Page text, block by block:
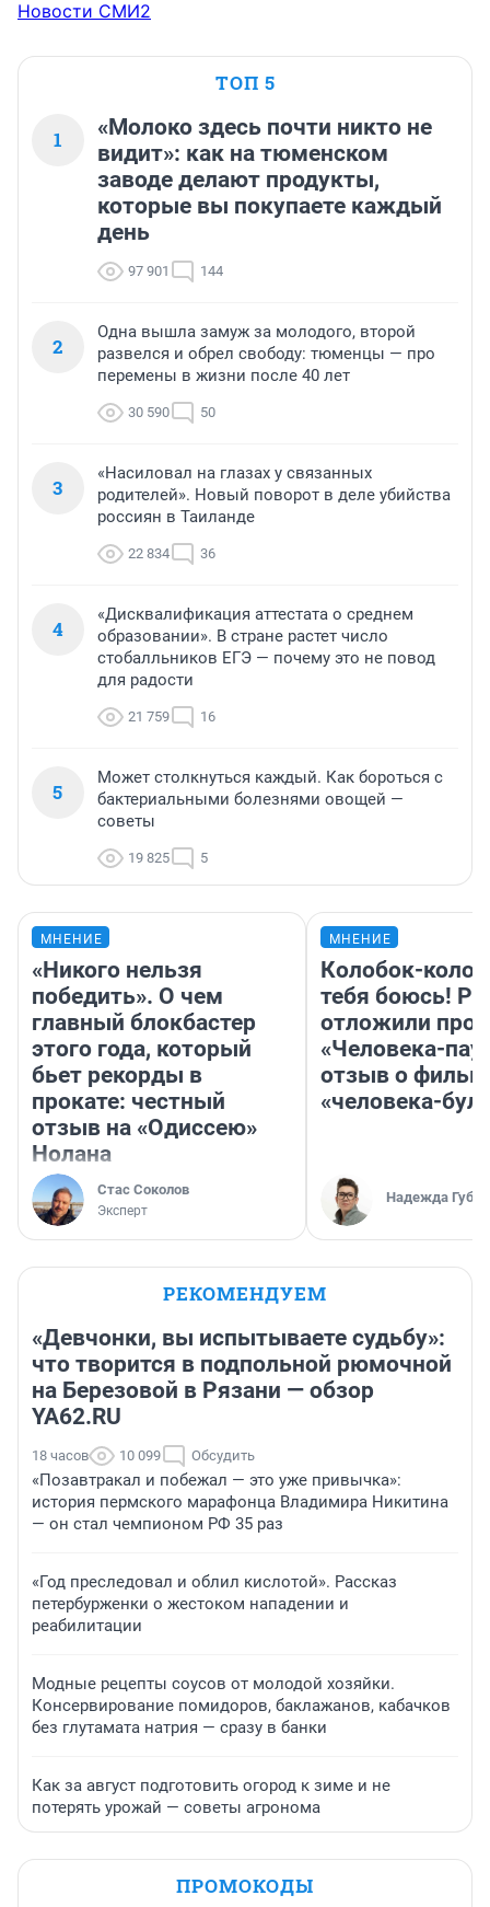
Новости СМИ2
ТОП 5
1
«Молоко здесь почти никто не
видит»: как на тюменском
заводе делают продукты,
которые вы покупаете каждый
день
97 901 144
2
Одна вышла замуж за молодого, второй
развелся и обрел свободу: тюменцы — про
перемены в жизни после 40 лет
30 590 50
3
«Насиловал на глазах у связанных
родителей». Новый поворот в деле убийства
россиян в Таиланде
22 834 36
4
«Дисквалификация аттестата о среднем
образовании». В стране растет число
стобалльников ЕГЭ — почему это не повод
для радости
21 759 16
5
Может столкнуться каждый. Как бороться с
бактериальными болезнями овощей —
советы
19 825 5
МНЕНИЕ
«Никого нельзя
победить». О чем
главный блокбастер
этого года, который
бьет рекорды в
прокате: честный
отзыв на «Одиссею»
Нолана
Стас Соколов
Эксперт
МНЕНИЕ
Колобок-
тебя боюсь!
отложили
«Человека-
отзыв о
«человека-
Надежда
РЕКОМЕНДУЕМ
«Девчонки, вы испытываете судьбу»:
что творится в подпольной рюмочной
на Березовой в Рязани — обзор
YA62.RU
18 часов 10 099 Обсудить
«Позавтракал и побежал — это уже привычка»:
история пермского марафонца Владимира Никитина
— он стал чемпионом РФ 35 раз
«Год преследовал и облил кислотой». Рассказ
петербурженки о жестоком нападении и
реабилитации
Модные рецепты соусов от молодой хозяйки.
Консервирование помидоров, баклажанов, кабачков
без глутамата натрия — сразу в банки
Как за август подготовить огород к зиме и не
потерять урожай — советы агронома
ПРОМОКОДЫ